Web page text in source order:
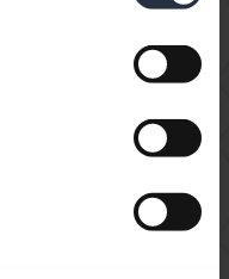
chevron_right